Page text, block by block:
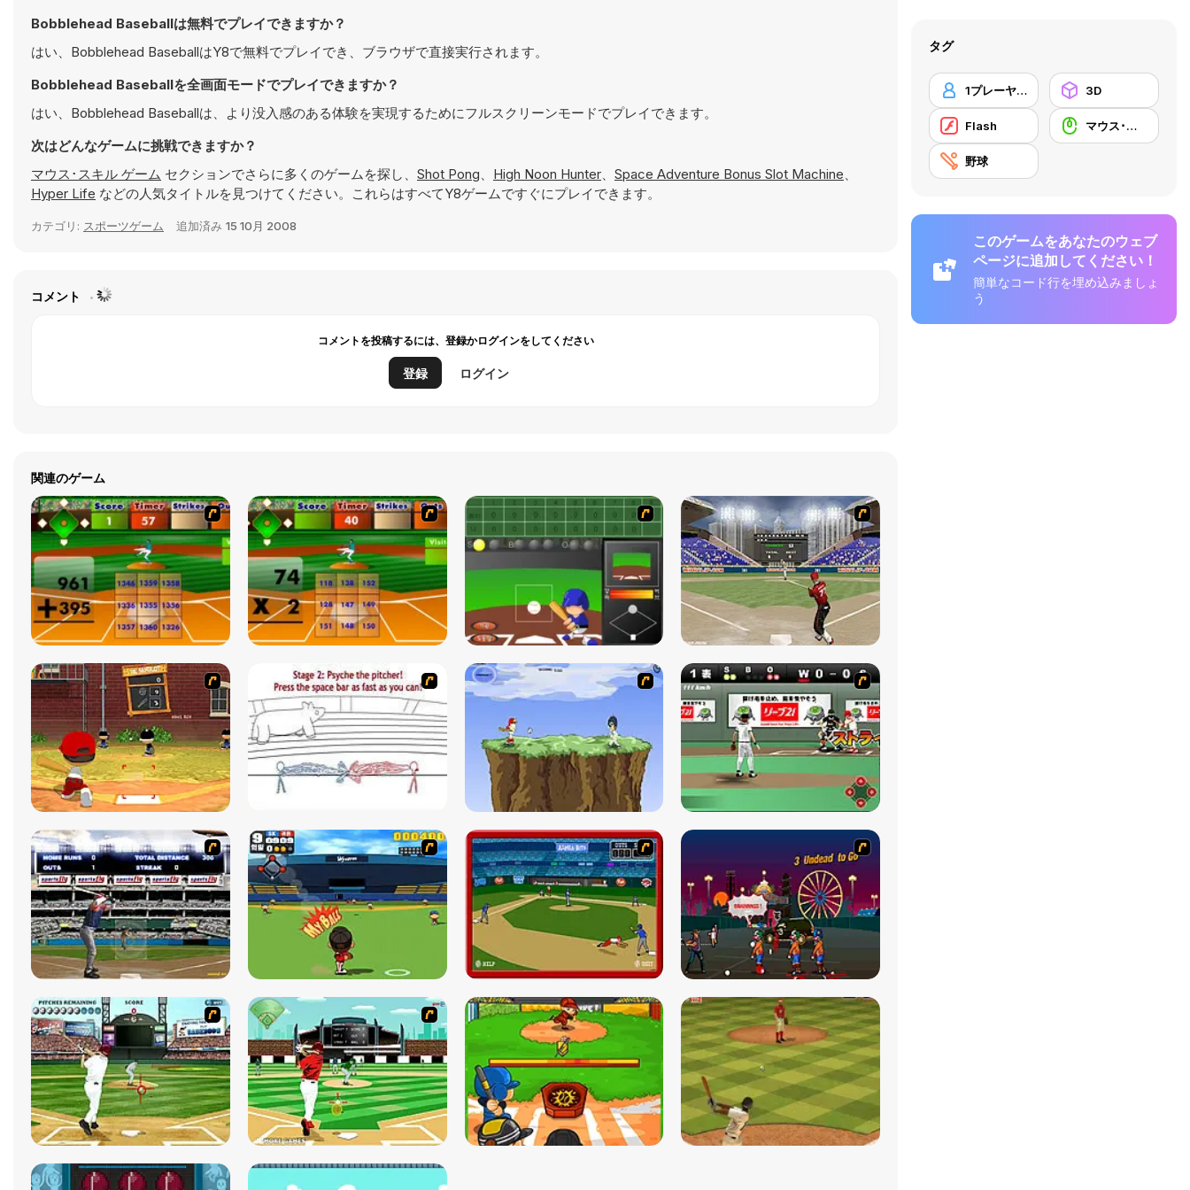
Bobblehead Baseballは無料でプレイできますか？
はい、Bobblehead BaseballはY8で無料でプレイでき、ブラウザで直接実行されます。
Bobblehead Baseballを全画面モードでプレイできますか？
はい、Bobblehead Baseballは、より没入感のある体験を実現するためにフルスクリーンモードでプレイできます。
次はどんなゲームに挑戦できますか？
マウス･スキル ゲーム セクションでさらに多くのゲームを探し、 Shot Pong、 High Noon Hunter、 Space Adventure Bonus Slot Machine、
Hyper Life などの人気タイトルを見つけてください。これらはすべてY8ゲームですぐにプレイできます。
カテゴリ: スポーツゲーム 追加済み 15 10月 2008
コメント
コメントを投稿するには、登録かログインをしてください
登録 ログイン
関連のゲーム
タグ
1プレーヤー 3D
Flash マウス･スキル
野球
このゲームをあなたのウェブ
ページに追加してください！
簡単なコード行を埋め込みましょ
う